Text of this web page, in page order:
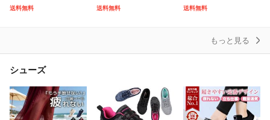
セットアップ 大きいサ
送料無料
フリルノーカラージャ
送料無料
ース 大きサイズ OK ス
送料無料
もっと見る
シューズ